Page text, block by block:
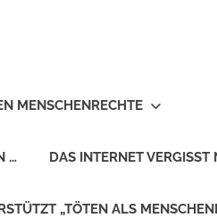
MENSCHENRECHTE
… DAS INTERNET VERGISST
„TÖTEN ALS